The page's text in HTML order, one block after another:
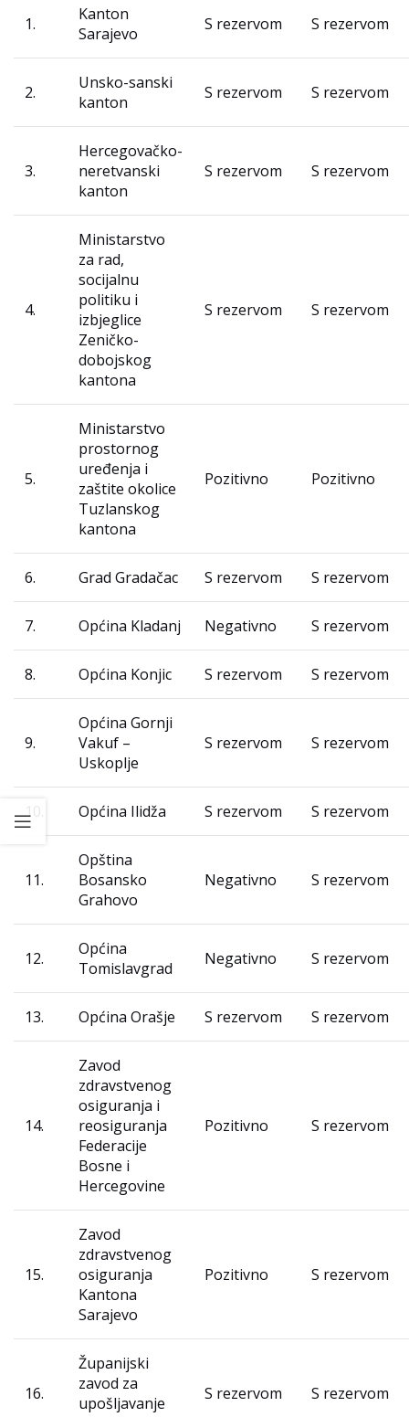
1.
Kanton
Sarajevo
S rezervom S rezervom
2.
Unsko-sanski
kanton
S rezervom S rezervom
3.
Hercegovačko-
neretvanski
kanton
S rezervom S rezervom
4.
Ministarstvo
za rad,
socijalnu
politiku i
izbjeglice
Zeničko-
dobojskog
kantona
S rezervom S rezervom
5.
Ministarstvo
prostornog
uređenja i
zaštite okolice
Tuzlanskog
kantona
Pozitivno Pozitivno
6. Grad Gradačac S rezervom S rezervom
7. Općina Kladanj Negativno S rezervom
8. Općina Konjic S rezervom S rezervom
9.
Općina Gornji
Vakuf –
Uskoplje
S rezervom S rezervom
10. Općina Ilidža S rezervom S rezervom
11.
Opština
Bosansko
Grahovo
Negativno S rezervom
12.
Općina
Tomislavgrad
Negativno S rezervom
13. Općina Orašje S rezervom S rezervom
14.
Zavod
zdravstvenog
osiguranja i
reosiguranja
Federacije
Bosne i
Hercegovine
Pozitivno S rezervom
15.
Zavod
zdravstvenog
osiguranja
Kantona
Sarajevo
Pozitivno S rezervom
16.
Županijski
zavod za
upošljavanje
S rezervom S rezervom